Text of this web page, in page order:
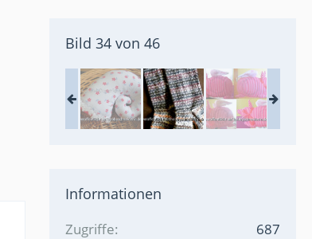
Bild 34 von 46
Informationen
Zugriffe
687